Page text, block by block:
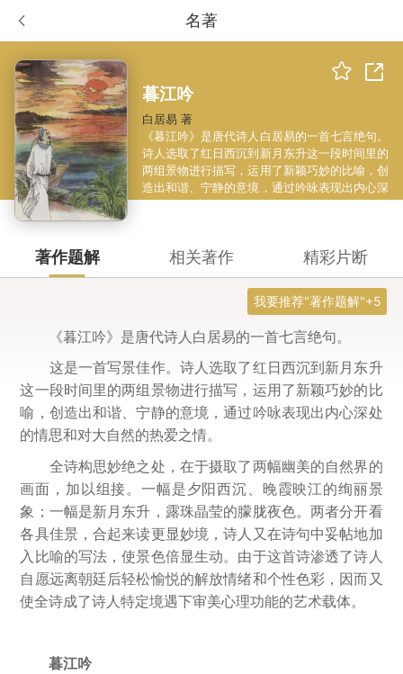
名著
暮江吟
白居易 著
《暮江吟》是唐代诗人白居易的一首七言绝句。
诗人选取了红日西沉到新月东升这一段时间里的
两组景物进行描写，运用了新颖巧妙的比喻，创
造出和谐、宁静的意境，通过吟咏表现出内心深
著作题解 相关著作 精彩片断
我要推荐"著作题解"+5
《暮江吟》是唐代诗人白居易的一首七言绝句。
这是一首写景佳作。诗人选取了红日西沉到新月东升
这一段时间里的两组景物进行描写，运用了新颖巧妙的比
喻，创造出和谐、宁静的意境，通过吟咏表现出内心深处
的情思和对大自然的热爱之情。
全诗构思妙绝之处，在于摄取了两幅幽美的自然界的
画面，加以组接。一幅是夕阳西沉、晚霞映江的绚丽景
象；一幅是新月东升，露珠晶莹的朦胧夜色。两者分开看
各具佳景，合起来读更显妙境，诗人又在诗句中妥帖地加
入比喻的写法，使景色倍显生动。由于这首诗渗透了诗人
自愿远离朝廷后轻松愉悦的解放情绪和个性色彩，因而又
使全诗成了诗人特定境遇下审美心理功能的艺术载体。
暮江吟